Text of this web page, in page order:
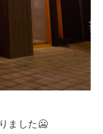
ました🥶